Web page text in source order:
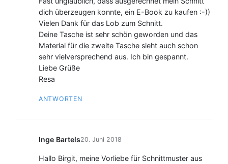
dich überzeugen konnte, ein E-Book zu kaufen :-))
Vielen Dank für das Lob zum Schnitt.
Deine Tasche ist sehr schön geworden und das
Material für die zweite Tasche sieht auch schon
sehr vielversprechend aus. Ich bin gespannt.
Liebe Grüße
Resa
ANTWORTEN
Inge Bartels20. Juni 2018
Hallo Birgit, meine Vorliebe für Schnittmuster aus